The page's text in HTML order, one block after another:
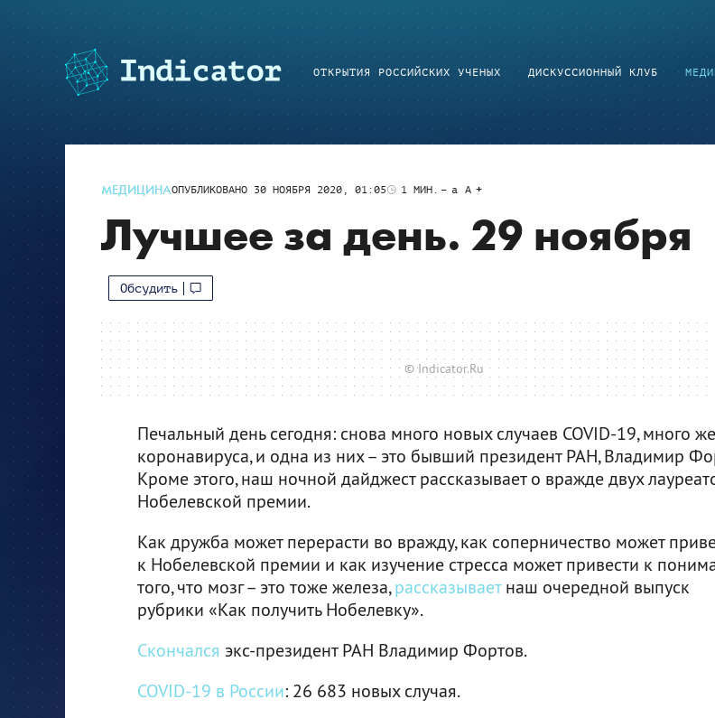
ОТКРЫТИЯ РОССИЙСКИХ УЧЕНЫХ ДИСКУССИОННЫЙ КЛУБ
МЕДИЦИНАОПУБЛИКОВАНО 30 НОЯБРЯ 2020, 01:05 1 МИН. a A
Лучшее за день. 29 ноября
Обсудить
© Indicator.Ru
Печальный день сегодня: снова много новых случаев COVID-19, много
коронавируса, и одна из них – это бывший президент РАН, Владимир
Кроме этого, наш ночной дайджест рассказывает о вражде двух
Нобелевской премии.
Как дружба может перерасти во вражду, как соперничество может
к Нобелевской премии и как изучение стресса может привести к
того, что мозг – это тоже железа,рассказываетнаш очередной выпуск
рубрики «Как получить Нобелевку».
Скончался экс-президент РАН Владимир Фортов.
COVID-19 в России: 26 683 новых случая.